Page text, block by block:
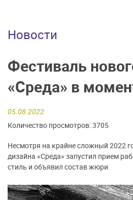
Новости
Фестиваль
«Среда» в
05.08.2022
Количество просмотров: 3705
Несмотря на крайне сложный 2022
дизайна «Среда» запустил прием
стиль и объявил состав жюри.